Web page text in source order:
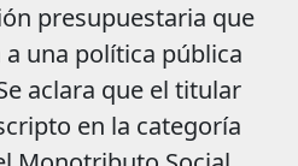
presupuestaria que
una política pública
aclara que el titular
en la categoría